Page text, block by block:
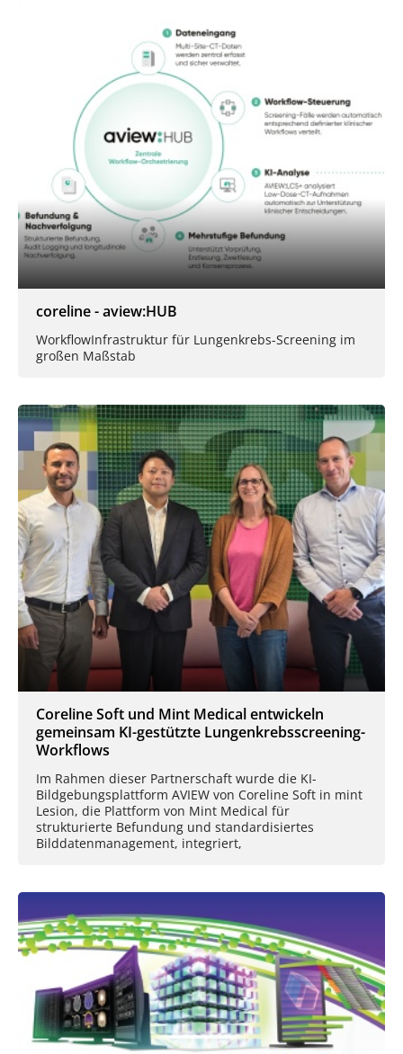
coreline - aview:HUB
Workflow­Infrastruktur für Lungen­krebs-Screening im
großen Maßstab
Coreline Soft und Mint Medical entwickeln
gemeinsam KI-gestützte Lungenkrebsscreening-
Workflows
Im Rahmen dieser Partnerschaft wurde die KI-
Bildgebungsplattform AVIEW von Coreline Soft in mint
Lesion, die Plattform von Mint Medical für
strukturierte Befundung und standardisiertes
Bilddatenmanagement, integriert,